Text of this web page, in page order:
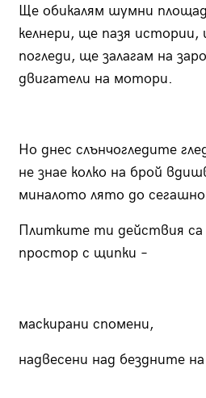
Ще обикалям шумни
келнери, ще пазя
погледи, ще залагам на
двигатели на мотори.
Но днес слънчогледите
не знае колко на брой
миналото лято до
Плитките ти действия
простор с щипки –
маскирани спомени,
надвесени над бездните